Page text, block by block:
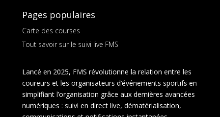
Pages populaires
Carte des courses
Tout savoir sur le suivi live FMS
Lancé en 2025, FMS révolutionne la relation entre les
coureurs et les organisateurs d’événements sportifs en
simplifiant l’organisation grâce aux dernières avancées
numériques : suivi en direct live, dématérialisation,